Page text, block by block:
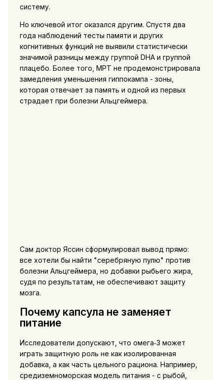
систему.
Но ключевой итог оказался другим. Спустя два
года наблюдений тесты памяти и других
когнитивных функций не выявили статистически
значимой разницы между группой DHA и группой
плацебо. Более того, МРТ не продемонстрировала
замедления уменьшения гиппокампа - зоны,
которая отвечает за память и одной из первых
страдает при болезни Альцгеймера.
Сам доктор Яссин сформулировал вывод прямо:
все хотели бы найти "серебряную пулю" против
болезни Альцгеймера, но добавки рыбьего жира,
судя по результатам, не обеспечивают защиту
мозга.
Почему капсула не заменяет
питание
Исследователи допускают, что омега‑3 может
играть защитную роль не как изолированная
добавка, а как часть цельного рациона. Например,
средиземноморская модель питания - с рыбой,